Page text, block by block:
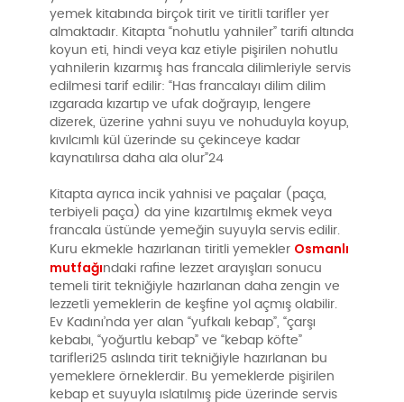
yemek kitabında birçok tirit ve tiritli tarifler yer
almaktadır. Kitapta “nohutlu yahniler” tarifi altında
koyun eti, hindi veya kaz etiyle pişirilen nohutlu
yahnilerin kızarmış has francala dilimleriyle servis
edilmesi tarif edilir: “Has francalayı dilim dilim
ızgarada kızartıp ve ufak doğrayıp, lengere
dizerek, üzerine yahni suyu ve nohuduyla koyup,
kıvılcımlı kül üzerinde su çekinceye kadar
kaynatılırsa daha ala olur”24
Kitapta ayrıca incik yahnisi ve paçalar (paça,
terbiyeli paça) da yine kızartılmış ekmek veya
francala üstünde yemeğin suyuyla servis edilir.
Kuru ekmekle hazırlanan tiritli yemekler Osmanlı
mutfağındaki rafine lezzet arayışları sonucu
temeli tirit tekniğiyle hazırlanan daha zengin ve
lezzetli yemeklerin de keşfine yol açmış olabilir.
Ev Kadını’nda yer alan “yufkalı kebap”, “çarşı
kebabı, “yoğurtlu kebap” ve “kebap köfte”
tarifleri25 aslında tirit tekniğiyle hazırlanan bu
yemeklere örneklerdir. Bu yemeklerde pişirilen
kebap et suyuyla ıslatılmış pide üzerinde servis